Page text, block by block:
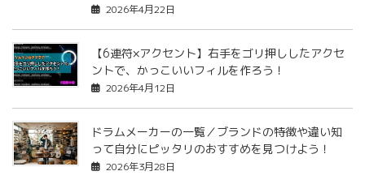
2026年4月22日
【6連符×アクセント】右手をゴリ押ししたアクセ
ントで、かっこいいフィルを作ろう！
2026年4月12日
ドラムメーカーの一覧／ブランドの特徴や違い知
って自分にピッタリのおすすめを見つけよう！
2026年3月28日